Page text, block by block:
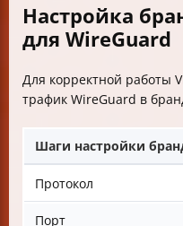
Настройка
для WireGuard
Для корректной работы
трафик WireGuard в
Шаги настройки
Протокол
Порт